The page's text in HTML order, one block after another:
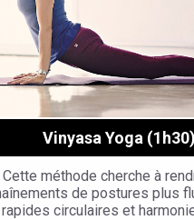
Vinyasa Yoga (1h30)
Cette méthode cherche à
de postures plus
rapides circulaires et